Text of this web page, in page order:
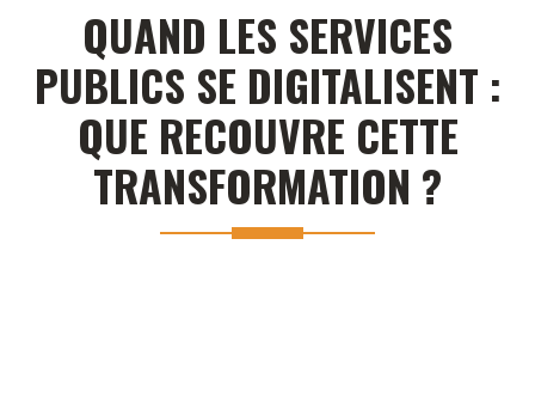
QUAND LES SERVICES
PUBLICS SE DIGITALISENT :
QUE RECOUVRE CETTE
TRANSFORMATION ?